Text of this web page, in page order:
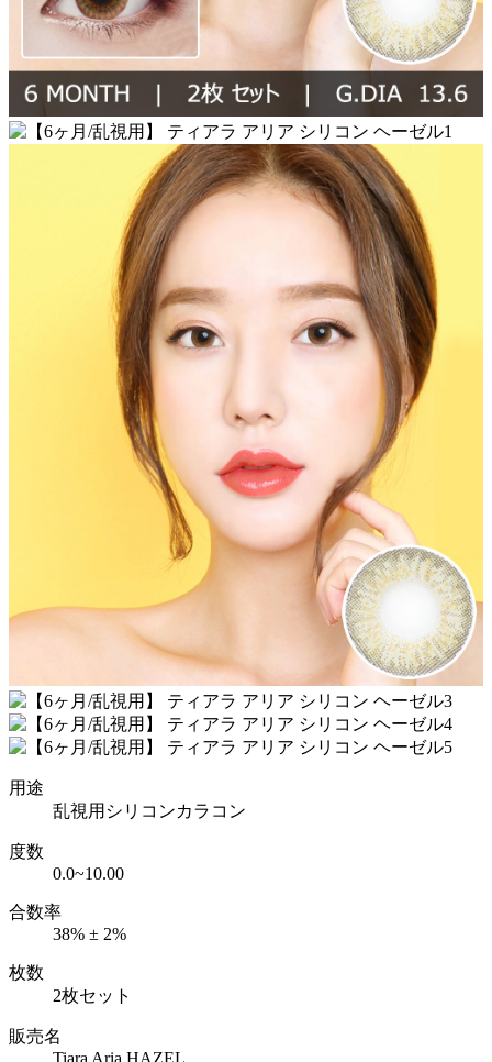
用途
乱視用シリコンカラコン
度数
0.0~10.00
合数率
38% ± 2%
枚数
2枚セット
販売名
Tiara Aria HAZEL